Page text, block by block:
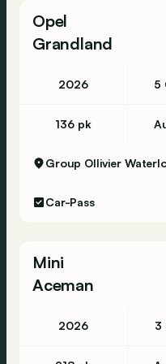
Intérieur
Intérieur: noir
Environnement
Label énergétique: A
Consommation
Garantie
Garantie: Hedin
Paquets de livraison
Budget BE:
Opel
Grandland
2026 5
136 pk
Group Ollivier
Car-Pass
Mini
Aceman
2026 3